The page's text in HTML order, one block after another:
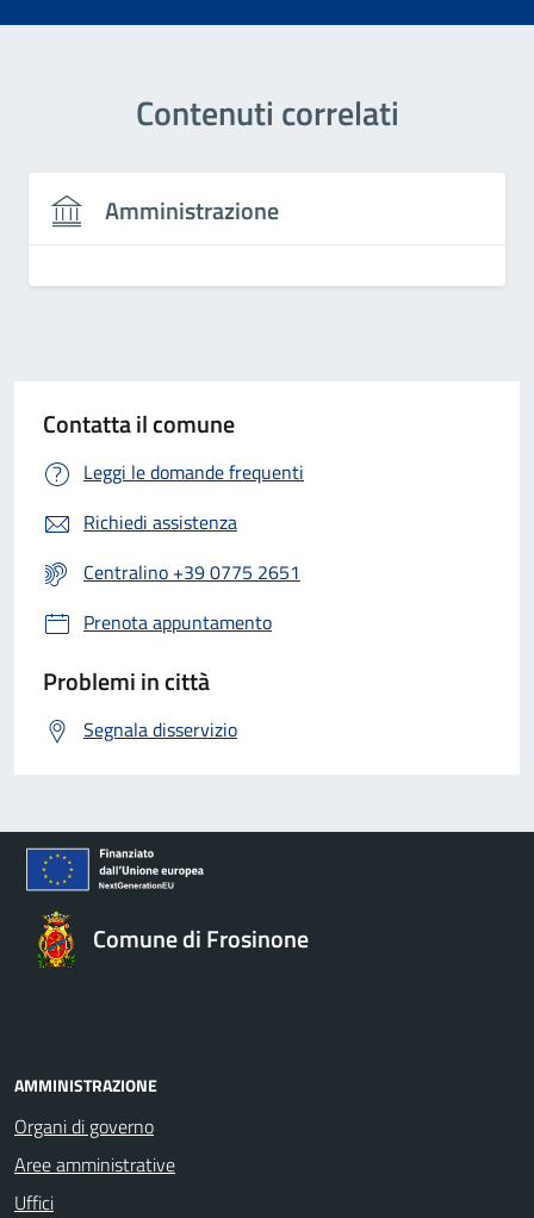
Contenuti correlati
Amministrazione
Contatta il comune
Leggi le domande frequenti
Richiedi assistenza
Centralino +39 0775 2651
Prenota appuntamento
Problemi in città
Segnala disservizio
Comune di Frosinone
AMMINISTRAZIONE
Organi di governo
Aree amministrative
Uffici